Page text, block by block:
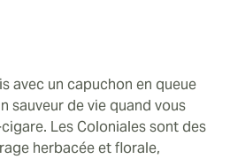
avec un capuchon en queue
sauveur de vie quand vous
Les Coloniales sont des
herbacée et florale,